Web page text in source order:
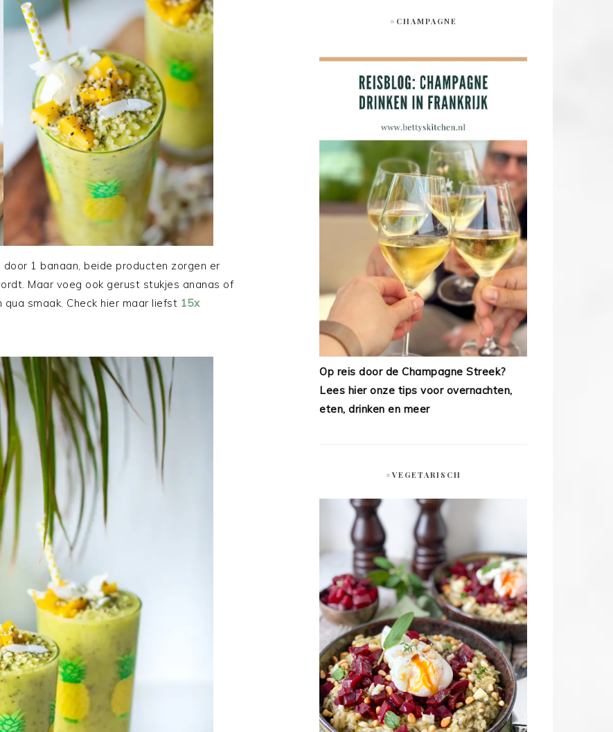
1 banaan, beide producten zorgen er
Maar voeg ook gerust stukjes ananas of
smaak. Check hier maar liefst 15x
#CHAMPAGNE
Op reis door de Champagne Streek?
Lees hier onze tips voor overnachten,
eten, drinken en meer
#VEGETARISCH